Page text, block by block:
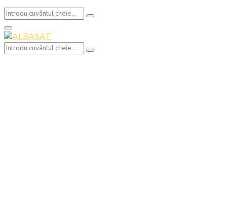
Search
for:
Search
Primary
Menu
Search
Search